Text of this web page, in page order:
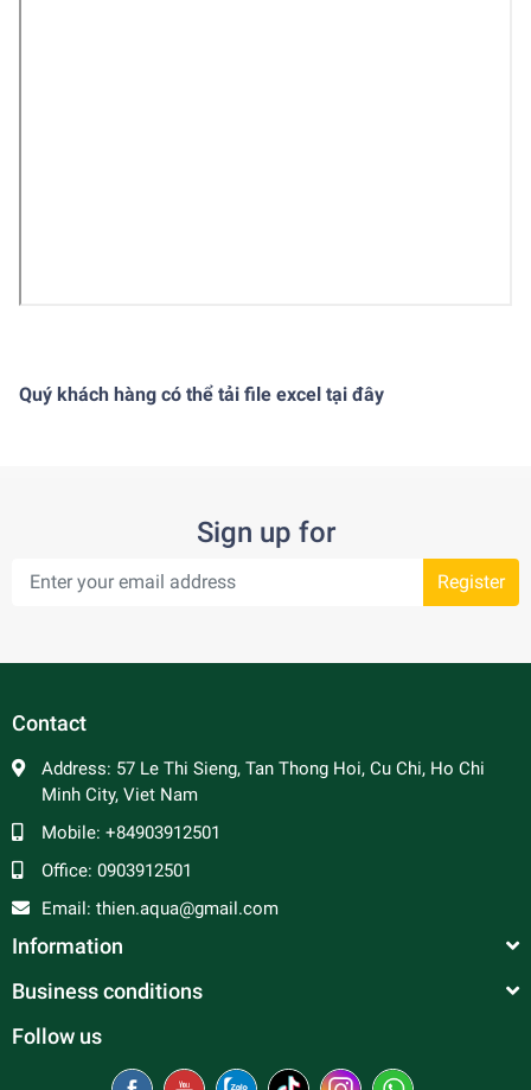
Quý khách hàng có thể tải file excel tại đây
Sign up for
Register
Contact
Address: 57 Le Thi Sieng, Tan Thong Hoi, Cu Chi, Ho Chi
Minh City, Viet Nam
Mobile: +84903912501
Office: 0903912501
Email: thien.aqua@gmail.com
Information
Business conditions
Follow us